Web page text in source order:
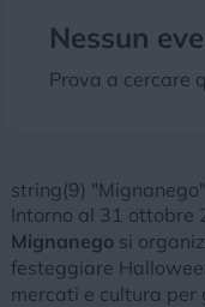
Nessun
Prova a cercare
string(9) "Mignanego"
Intorno al 31 ottobre
Mignanegosi
festeggiare
mercati e cultura per